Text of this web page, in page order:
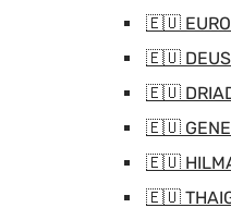
🇪🇺
🇪🇺
🇪🇺
🇪🇺
🇪🇺
🇪🇺